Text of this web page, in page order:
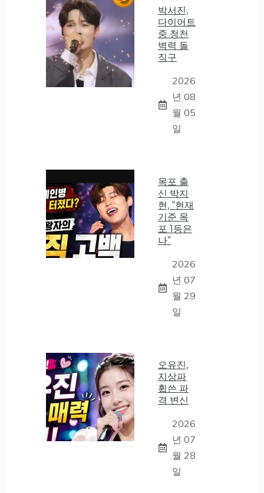
박서진,
다이어트
중 청천
벽력 돌
직구
2026
년 08
월 05
일
목포 출
신 박지
현, “현재
기준 목
포 1등은
나”
2026
년 07
월 29
일
오유진,
지상파
휩쓴 파
격 변신
2026
년 07
월 28
일